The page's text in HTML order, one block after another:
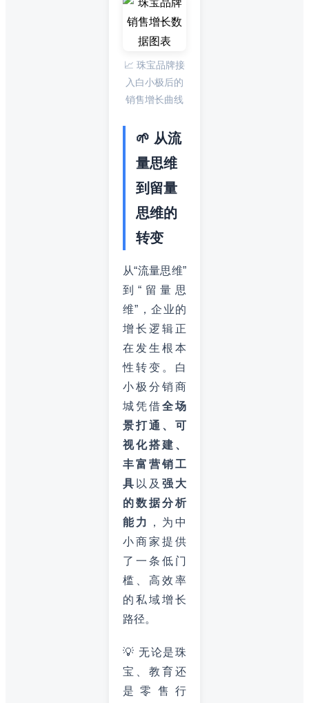
📈 珠宝品牌接
入白小极后的
销售增长曲线
🌱 从流
量思维
到留量
思维的
转变
从“流量思维”
到“留量思
维”，企业的
增长逻辑正
在发生根本
性转变。白
小极分销商
城凭借全场
景打通、可
视化搭建、
丰富营销工
具 以及 强大
的数据分析
能力
，为中
小商家提供
了一条低门
槛、高效率
的私域增长
路径。
💡 无论是珠
宝、教育还
是零售行